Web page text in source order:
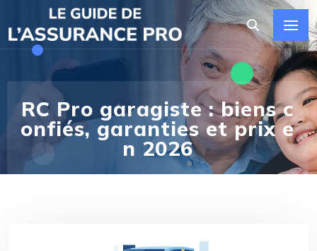
RC Pro garagiste : biens c
onfiés, garanties et prix e
n 2026